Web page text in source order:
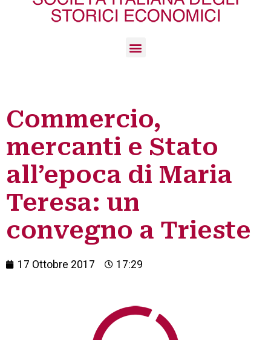
Commercio,
mercanti e Stato
all’epoca di Maria
Teresa: un
convegno a Trieste
17 Ottobre 2017 17:29